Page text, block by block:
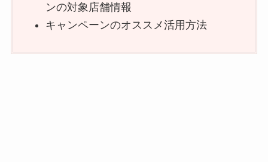
ンの対象店舗情報
キャンペーンのオススメ活用方法